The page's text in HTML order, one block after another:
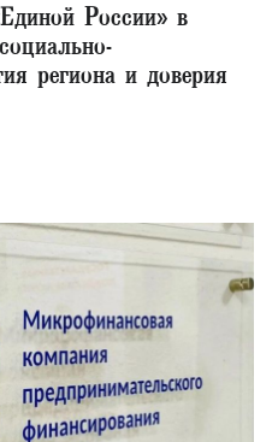
России» в
региона и доверия